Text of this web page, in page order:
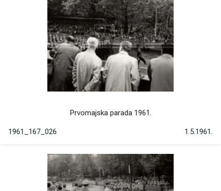
Prvomajska parada 1961.
1961_167_026 1.5.1961.